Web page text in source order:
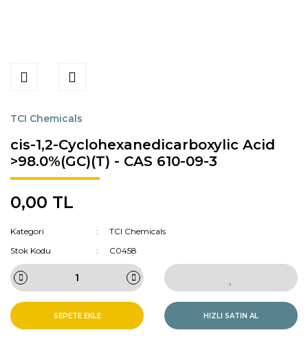
TCI Chemicals
cis-1,2-Cyclohexanedicarboxylic Acid
>98.0%(GC)(T) - CAS 610-09-3
0,00 TL
Kategori
TCI Chemicals
Stok Kodu
C0458
SEPETE EKLE HIZLI SATIN AL